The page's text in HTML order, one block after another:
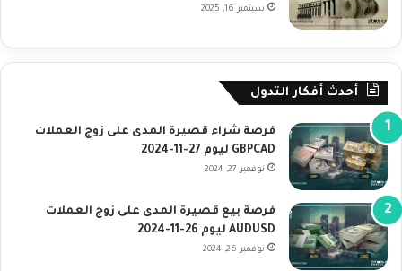
سبتمبر 16, 2025
أحدث أفكار التدول
فرصة شراء قصيرة المدى على زوج العملات
GBPCAD ليوم 27-11-2024
نوفمبر 27, 2024
فرصة بيع قصيرة المدى على زوج العملات
AUDUSD ليوم 26-11-2024
نوفمبر 26, 2024